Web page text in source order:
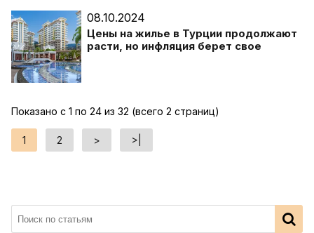
08.10.2024
Цены на жилье в Турции продолжают
расти, но инфляция берет свое
Показано с 1 по 24 из 32 (всего 2 страниц)
1 2 > >|